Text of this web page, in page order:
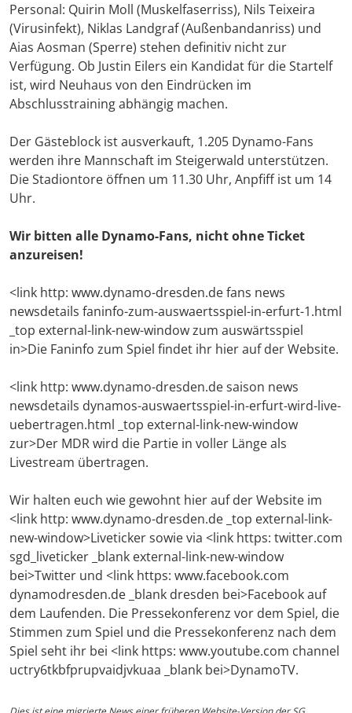
Personal: Quirin Moll (Muskelfaserriss), Nils Teixeira
(Virusinfekt), Niklas Landgraf (Außenbandanriss) und
Aias Aosman (Sperre) stehen definitiv nicht zur
Verfügung. Ob Justin Eilers ein Kandidat für die Startelf
ist, wird Neuhaus von den Eindrücken im
Abschlusstraining abhängig machen.
Der Gästeblock ist ausverkauft, 1.205 Dynamo-Fans
werden ihre Mannschaft im Steigerwald unterstützen.
Die Stadiontore öffnen um 11.30 Uhr, Anpfiff ist um 14
Uhr.
Wir bitten alle Dynamo-Fans, nicht ohne Ticket
anzureisen!
<link http: www.dynamo-dresden.de fans news
newsdetails faninfo-zum-auswaertsspiel-in-erfurt-1.html
_top external-link-new-window zum auswärtsspiel
in>Die Faninfo zum Spiel findet ihr hier auf der Website.
<link http: www.dynamo-dresden.de saison news
newsdetails dynamos-auswaertsspiel-in-erfurt-wird-live-
uebertragen.html _top external-link-new-window
zur>Der MDR wird die Partie in voller Länge als
Livestream übertragen.
Wir halten euch wie gewohnt hier auf der Website im
<link http: www.dynamo-dresden.de _top external-link-
new-window>Liveticker sowie via <link https: twitter.com
sgd_liveticker _blank external-link-new-window
bei>Twitter und <link https: www.facebook.com
dynamodresden.de _blank dresden bei>Facebook auf
dem Laufenden. Die Pressekonferenz vor dem Spiel, die
Stimmen zum Spiel und die Pressekonferenz nach dem
Spiel seht ihr bei <link https: www.youtube.com channel
uctry6tkbfprupvaidjvkuaa _blank bei>DynamoTV.